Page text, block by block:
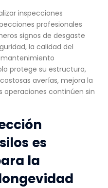
inspecciones
profesionales
signos de desgaste
la calidad del
protege su estructura,
averías, mejora la
operaciones continúen sin
es
la